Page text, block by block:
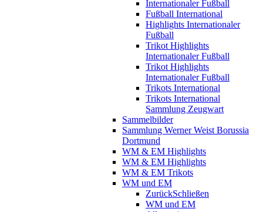
Internationaler Fußball
Fußball International
Highlights Internationaler
Fußball
Trikot Highlights
Internationaler Fußball
Trikot Highlights
Internationaler Fußball
Trikots International
Trikots International
Sammlung Zeugwart
Sammelbilder
Sammlung Werner Weist Borussia
Dortmund
WM & EM Highlights
WM & EM Highlights
WM & EM Trikots
WM und EM
ZurückSchließen
WM und EM